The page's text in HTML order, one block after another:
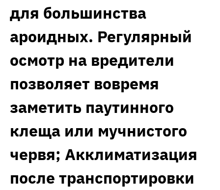
для большинства
ароидных. Регулярный
осмотр на вредители
позволяет вовремя
заметить паутинного
клеща или мучнистого
червя; Акклиматизация
после транспортировки